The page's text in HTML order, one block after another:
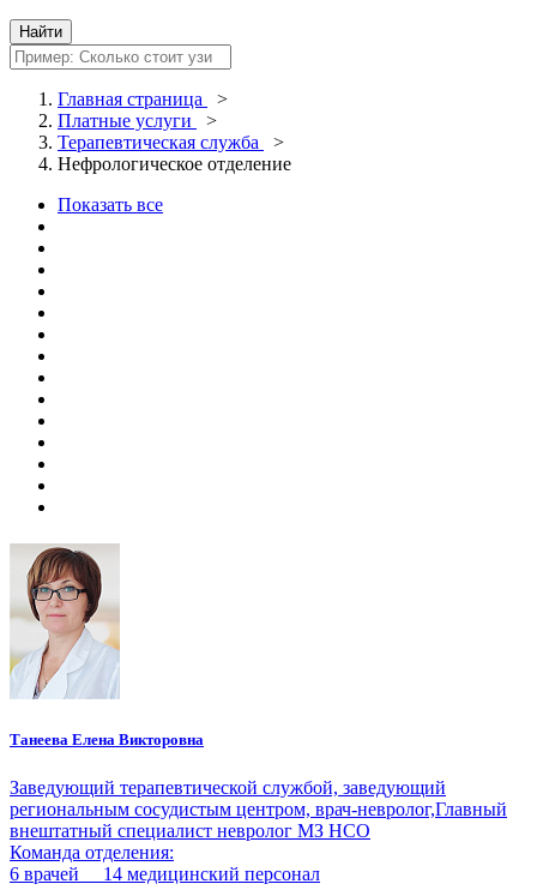
Главная страница
>
Платные услуги
>
Терапевтическая служба
>
Нефрологическое отделение
Показать все
Танеева Елена Викторовна
Заведующий терапевтической службой, заведующий
региональным сосудистым центром, врач-невролог,Главный
внештатный специалист невролог МЗ НСО
Команда отделения:
6 врачей 14 медицинский персонал